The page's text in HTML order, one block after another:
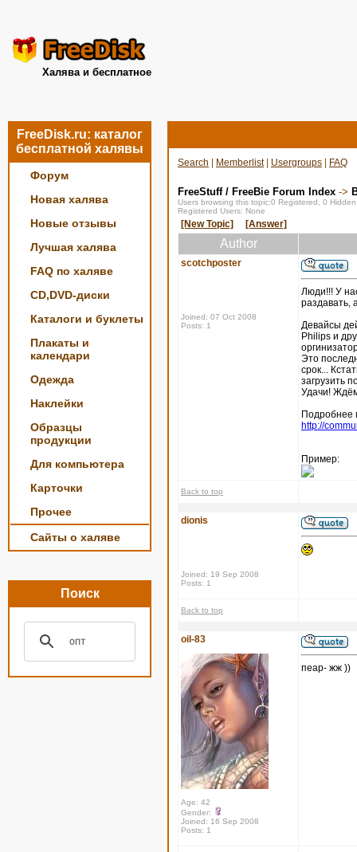
Халява и бесплатное
FreeDisk.ru: каталог
бесплатной халявы
Форум
Новая халява
Новые отзывы
Лучшая халява
FAQ по халяве
CD,DVD-диски
Каталоги и буклеты
Плакаты и
календари
Одежда
Наклейки
Образцы
продукции
Для компьютера
Карточки
Прочее
Сайты о халяве
Поиск
Search Memberlist| Usergroups FAQ
FreeStuff / FreeBie Forum Index ->
Users browsing this topic:0 Registered, 0
Registered Users: None
[New Topic] [Answer]
Author
scotchposter
Joined: 07 Oct 2008
Posts: 1
Люди!!! У
раздавать,
Девайсы
Philips и
Это
срок...
загрузить
Удачи!
Подробнее
http://
Пример:
Back to top
dionis
Joined: 19 Sep 2008
Posts: 1
Back to top
oil-83
Age: 42
Gender:
Joined: 16 Sep 2008
Posts: 1
пеар- жж ))